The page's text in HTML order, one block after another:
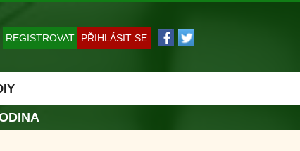
REGISTROVAT PŘIHLÁSIT SE